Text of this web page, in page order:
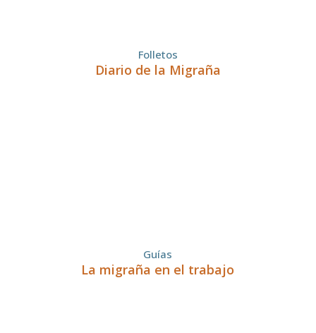
Folletos
Diario de la Migraña
Guías
La migraña en el trabajo